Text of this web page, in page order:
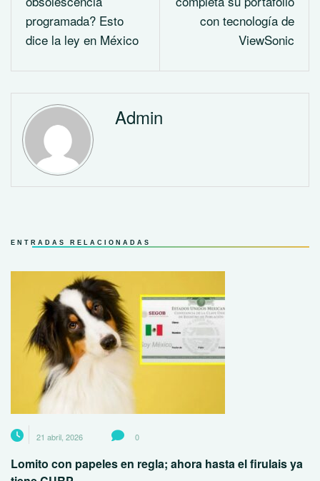
programada? Esto
dice la ley en México
con tecnología de
ViewSonic
Admin
ENTRADAS RELACIONADAS
21 abril, 2026 0
Lomito con papeles en regla; ahora hasta el firulais ya